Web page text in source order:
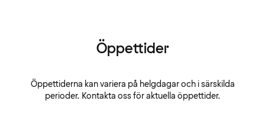
Öppettider
Öppettiderna kan variera på helgdagar och i särskilda
perioder. Kontakta oss för aktuella öppettider.